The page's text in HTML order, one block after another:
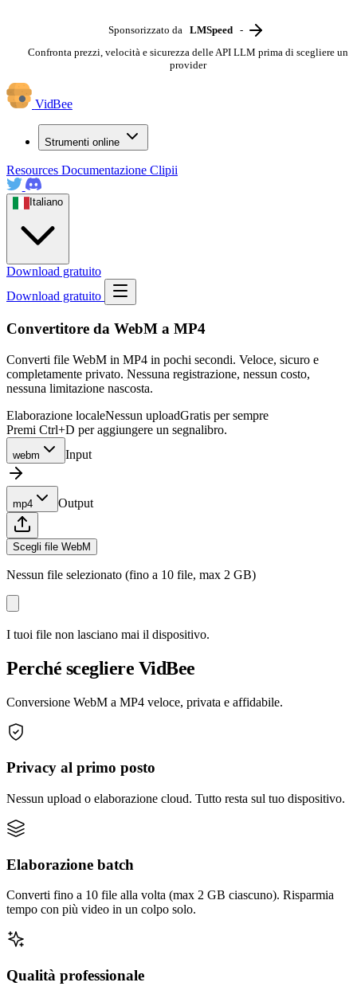
Sponsorizzato da LMSpeed
-
Confronta prezzi, velocità e sicurezza delle API LLM prima di scegliere un
provider
VidBee
Strumenti online
Resources Documentazione Clipii
Italiano
Download gratuito
Download gratuito
Convertitore da WebM a MP4
Converti file WebM in MP4 in pochi secondi. Veloce, sicuro e
completamente privato. Nessuna registrazione, nessun costo,
nessuna limitazione nascosta.
Elaborazione localeNessun uploadGratis per sempre
Premi Ctrl+D per aggiungere un segnalibro.
webm Input
mp4 Output
Scegli file WebM
Nessun file selezionato (fino a 10 file, max 2 GB)
I tuoi file non lasciano mai il dispositivo.
Perché scegliere VidBee
Conversione WebM a MP4 veloce, privata e affidabile.
Privacy al primo posto
Nessun upload o elaborazione cloud. Tutto resta sul tuo dispositivo.
Elaborazione batch
Converti fino a 10 file alla volta (max 2 GB ciascuno). Risparmia
tempo con più video in un colpo solo.
Qualità professionale